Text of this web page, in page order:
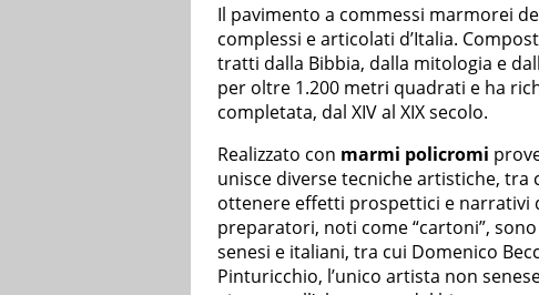
Il pavimento a commessi marmorei
complessi e articolati d’Italia.
tratti dalla Bibbia, dalla mitologia e
per oltre 1.200 metri quadrati e ha
completata, dal XIV al XIX secolo.
Realizzato con marmi policromi
unisce diverse tecniche artistiche, tra
ottenere effetti prospettici e narrativi
preparatori, noti come “cartoni”,
senesi e italiani, tra cui Domenico
Pinturicchio, l’unico artista non